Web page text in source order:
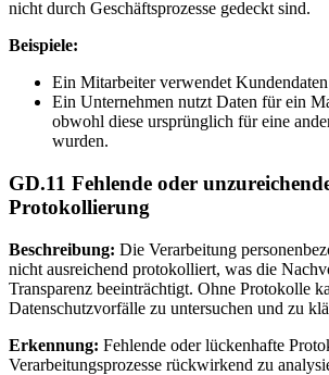
nicht durch Geschäftsprozesse gedeckt sind.
Beispiele:
Ein Mitarbeiter verwendet
Ein Unternehmen nutzt Daten für ein
obwohl diese ursprünglich für eine
wurden.
GD.11 Fehlende oder
Protokollierung
Beschreibung: Die Verarbeitung
nicht ausreichend protokolliert, was die
Transparenz beeinträchtigt. Ohne Protokolle
Datenschutzvorfälle zu untersuchen und zu
Erkennung: Fehlende oder lückenhafte
Verarbeitungsprozesse rückwirkend zu